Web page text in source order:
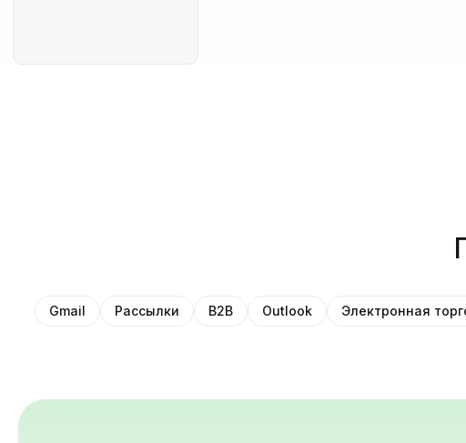
Gmail Рассылки B2B Outlook Электронная